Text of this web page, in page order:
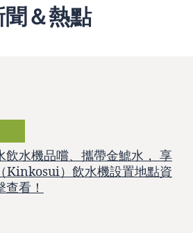
聞＆熱點
飲水機品嚐、攜帶金鯱水， 享
Kinkosui）飲水機設置地點資
看！